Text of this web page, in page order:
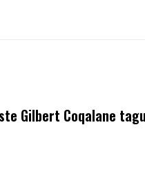
Gilbert Coqalane